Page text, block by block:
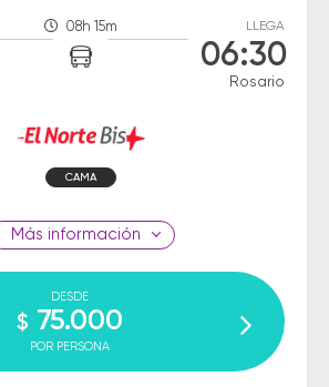
08h 15m LLEGA
06:30
Rosario
CAMA
información
DESDE
$ 75.000
POR PERSONA